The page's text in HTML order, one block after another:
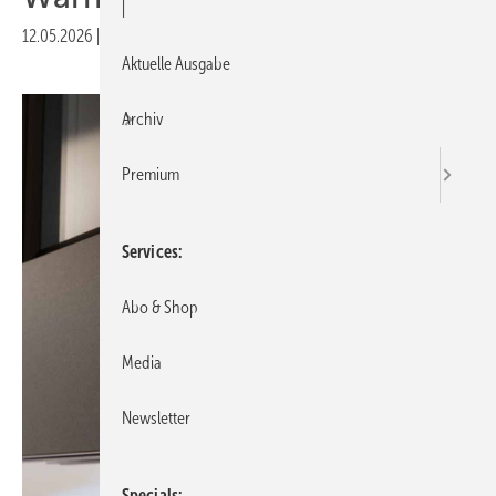
12.05.2026
Aktuelle Ausgabe
Archiv
Premium
Services
Abo & Shop
Media
Newsletter